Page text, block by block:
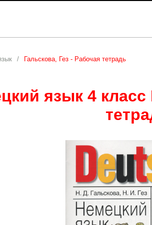
Гальскова, Гез - Рабочая тетрадь
язык 4 класс